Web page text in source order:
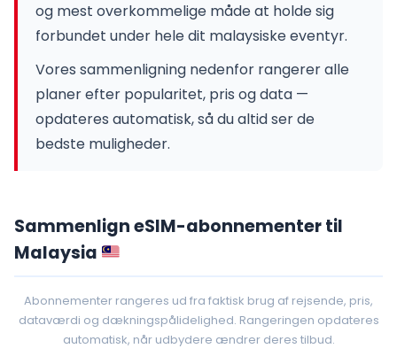
og mest overkommelige måde at holde sig
forbundet under hele dit malaysiske eventyr.
Vores sammenligning nedenfor rangerer alle
planer efter popularitet, pris og data —
opdateres automatisk, så du altid ser de
bedste muligheder.
Sammenlign eSIM-abonnementer til
Malaysia
Abonnementer rangeres ud fra faktisk brug af rejsende, pris,
dataværdi og dækningspålidelighed. Rangeringen opdateres
automatisk, når udbydere ændrer deres tilbud.